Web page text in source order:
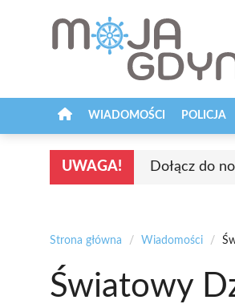
WIADOMOŚCI POLICJA
UWAGA! Dołącz do
Strona główna / Wiadomości /
Światowy